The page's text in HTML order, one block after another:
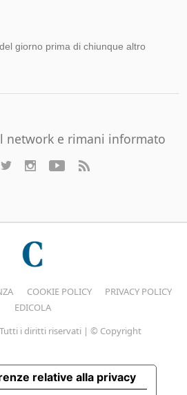
giorno prima di chiunque altro
network e rimani informato
COOKIE POLICY
PRIVACY POLICY
EDICOLA
Tutti i diritti riservati | © Copyright
relative alla privacy